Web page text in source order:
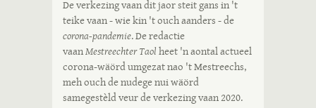
De verkezing vaan dit jaor steit gans in 't
teike vaan - wie kin 't ouch aanders - de
corona-pandemie. De redactie
vaanMestreechter Taolheet 'n aontal actueel
corona-wäörd umgezat nao 't Mestreechs,
meh ouch de nudege nui wäörd
samegestèld veur de verkezing vaan 2020.